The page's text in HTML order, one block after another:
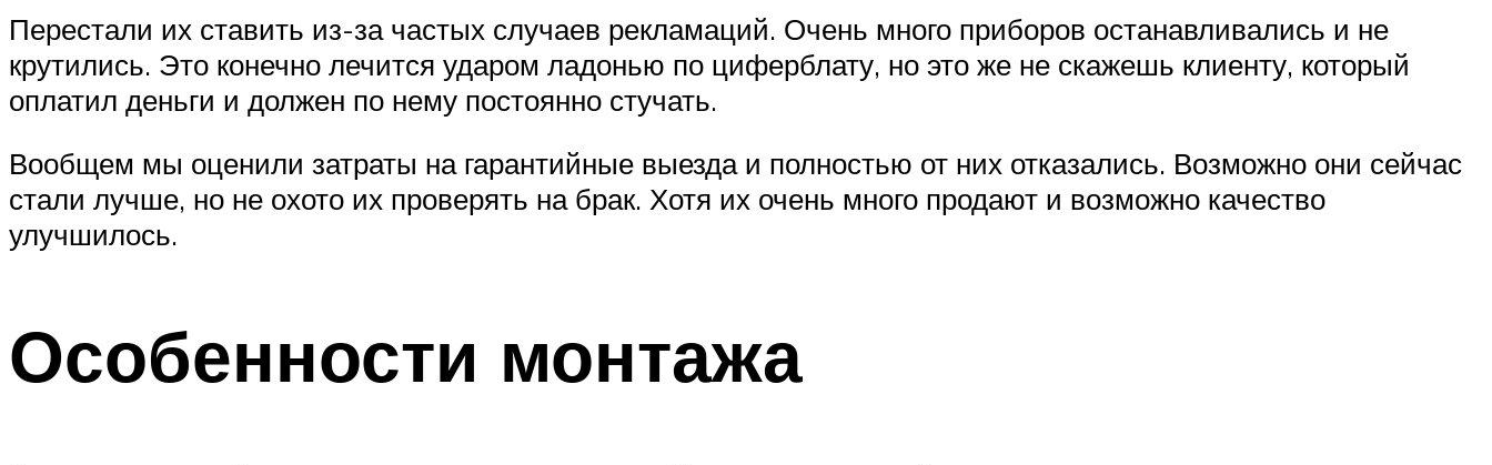
Перестали их ставить из-за частых случаев рекламаций. Очень много приборов останавливались и не
крутились. Это конечно лечится ударом ладонью по циферблату, но это же не скажешь клиенту, который
оплатил деньги и должен по нему постоянно стучать.
Вообщем мы оценили затраты на гарантийные выезда и полностью от них отказались. Возможно они сейчас
стали лучше, но не охото их проверять на брак. Хотя их очень много продают и возможно качество
улучшилось.
Особенности монтажа